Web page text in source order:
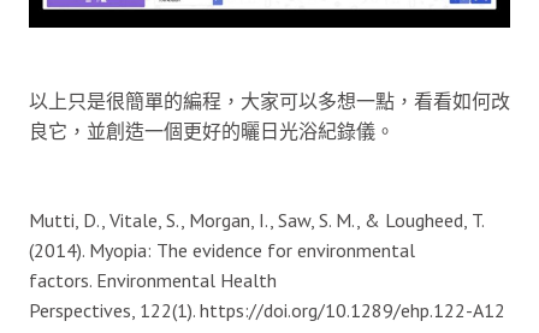
以上只是很簡單的編程，大家可以多想一點，看看如何改
良它，並創造一個更好的曬日光浴紀錄儀。
Mutti, D., Vitale, S., Morgan, I., Saw, S. M., & Lougheed, T.
(2014). Myopia: The evidence for environmental
factors. Environmental Health
Perspectives, 122(1). https://doi.org/10.1289/ehp.122-A12